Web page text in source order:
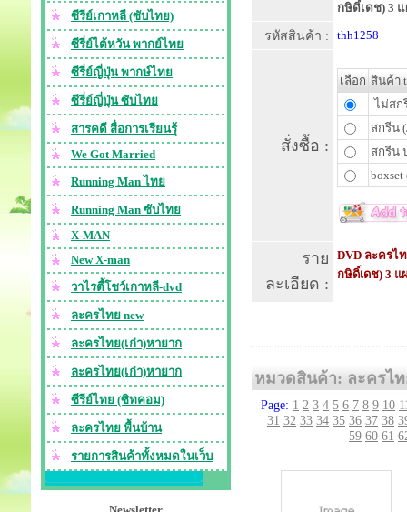
ซีรีย์เกาหลี (ซับไทย)
ซีรี่ย์ไต้หวัน พากย์ไทย
ซีรี่ย์ญี่ปุ่น พากษ์ไทย
ซีรี่ย์ญี่ปุ่น ซับไทย
สารคดี สื่อการเรียนรุ้
We Got Married
Running Man ไทย
Running Man ซับไทย
X-MAN
New X-man
วาไรตี้โชว์เกาหลี-dvd
ละครไทย new
ละครไทย(เก่า)หายาก
ละครไทย(เก่า)หายาก
ซีรีย์ไทย (ซิทคอม)
ละครไทย พื้นบ้าน
รายการสินค้าทั้งหมดในเว็บ
กษิดิ์เดช) 3
รหัสสินค้า : thh1258
สั่งซื้อ :
เลือก สินค้า
-ไม่สก
สกรีน (
สกรีน
boxset
ราย
ละเอียด :
DVD ละครไ
กษิดิ์เดช) 3 แ
หมวดสินค้า: ละครไท
Page: 1 2 3 4 5 6 7 8 9 10
31 32 33 34 35 36 37 38
59 60 61